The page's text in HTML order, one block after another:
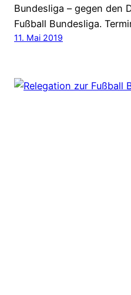
Bundesliga – gegen den
Fußball Bundesliga.
11. Mai 2019